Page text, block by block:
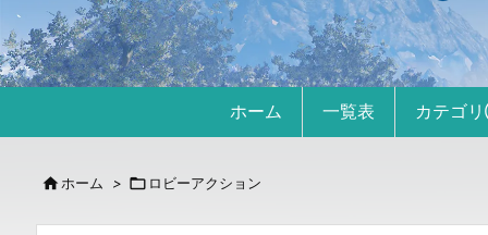
ホーム 一覧表 カテゴ
 ホーム >  ロビーアクション